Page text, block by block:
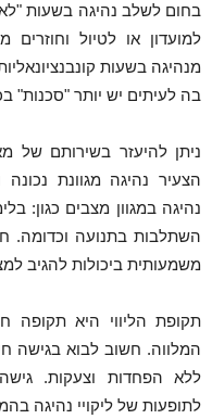
בחום לשלב נהיגה בשעות
למועדון או לטיול
מנהיגה בשעות
בה לעיתים יש יותר "סכנות"
ניתן להיעזר בשירותם של
הצעיר נהיגה מגוונת
נהיגה במגוון מצבים כגון:
השתלבות בתנועה וכדומה.
משמעותית ביכולות להגיב
תקופת הליווי היא תקופה
המלווה. חשוב לבוא בגישה
ללא הפחדות וצעקות.
לתופעות של ליקויי נהיגה